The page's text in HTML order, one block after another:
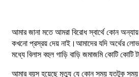
আমার জানা মতে আমরা বিরোধ স্বার্থে কোন
কখনো প্রস্রয় দেয় নাই।আমাদের যদি অর্থের
মধ্যে বিলাস বহুল গাড়ি বাড়ি জমাজমি কোটি
আমার বয়স হয়েছে মৃত্যু যে কোন সময় যতটুকু সময়